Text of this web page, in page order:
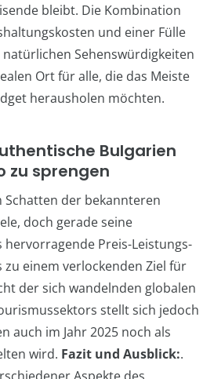
bleibt. Die Kombination
und einer Fülle
Sehenswürdigkeiten
Ort für alle, die das Meiste
herausholen möchten.
Bulgarien
zu sprengen
der bekannteren
doch gerade seine
Preis-Leistungs-
einem verlockenden Ziel für
der sich wandelnden globalen
stellt sich jedoch
auch im Jahr 2025 noch als
wird. Fazit und Ausblick:.